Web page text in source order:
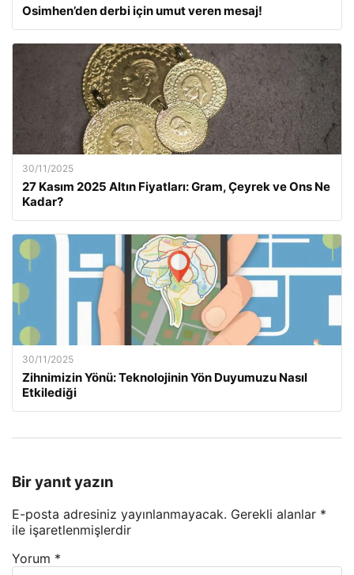
Osimhen’den derbi için umut veren mesaj!
30/11/2025
27 Kasım 2025 Altın Fiyatları: Gram, Çeyrek ve Ons Ne
Kadar?
30/11/2025
Zihnimizin Yönü: Teknolojinin Yön Duyumuzu Nasıl
Etkilediği
Bir yanıt yazın
E-posta adresiniz yayınlanmayacak. Gerekli alanlar *
ile işaretlenmişlerdir
Yorum *